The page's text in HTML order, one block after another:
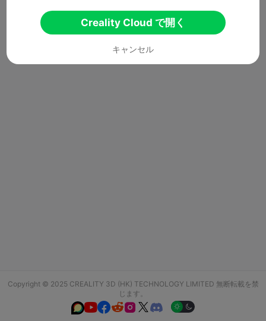
Copyright © 2025 CREALITY 3D (HK) TECHNOLOGY LIMITED 無断転載を禁
じます。
  
Creality Cloud で開く
キャンセル